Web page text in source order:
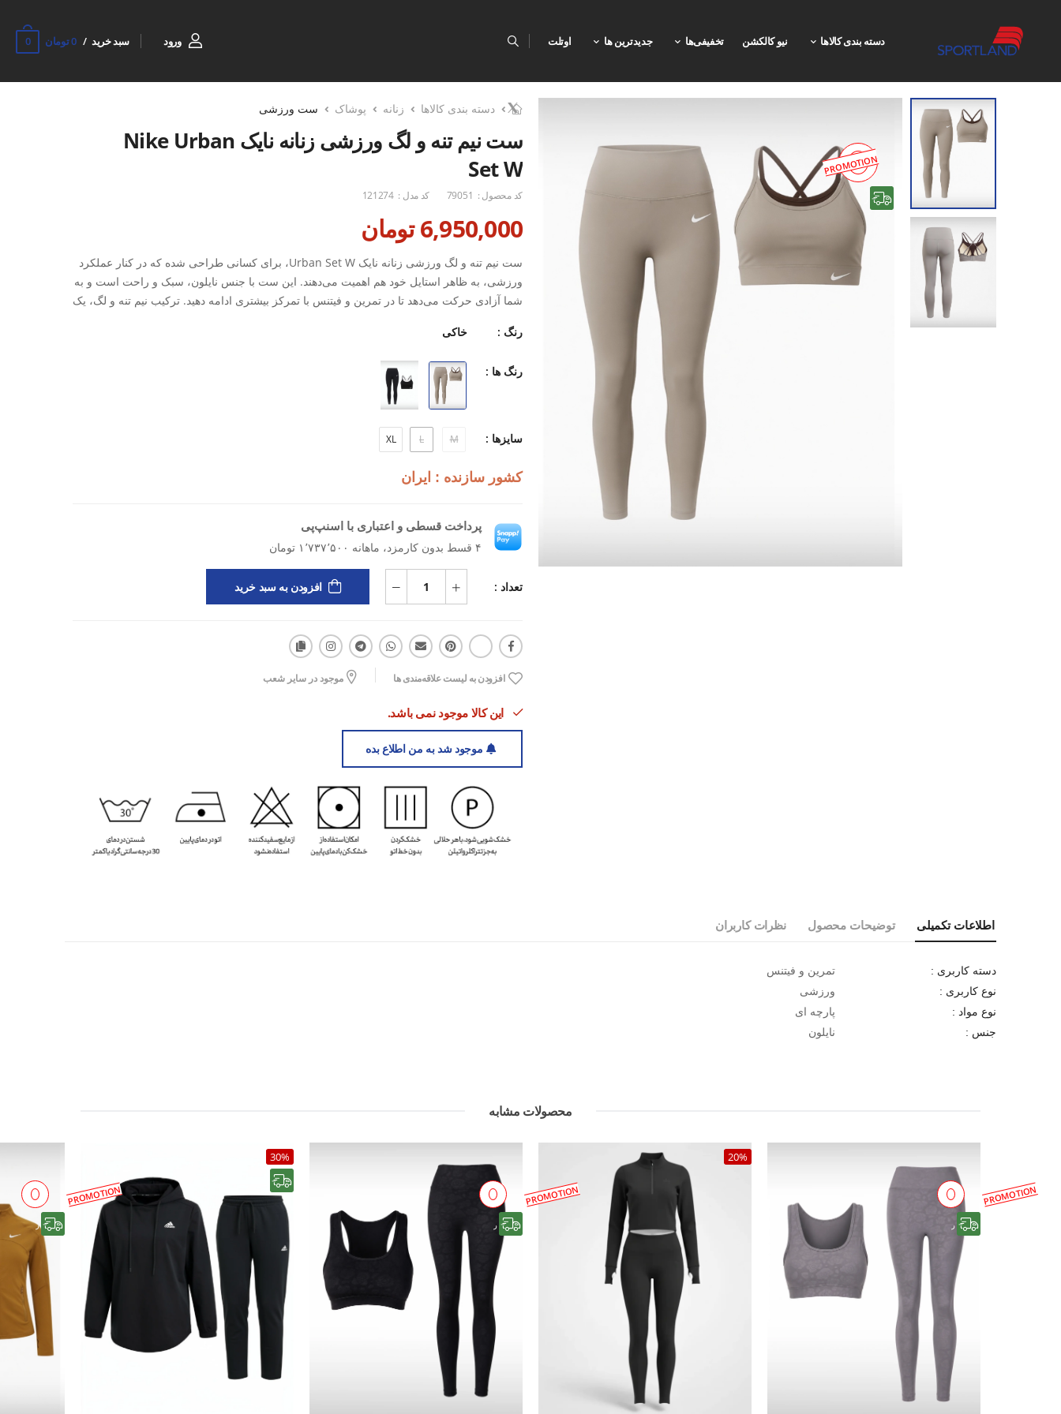
دسته بندی کالاها نیو کالکشن تخفیفی‌ها جدیدترین ها اوتلت ورود سبد خرید 0 تومان 0
PROMOTION
رایگان
دسته بندی کالاها زنانه پوشاک ست ورزشی
ست نیم تنه و لگ ورزشی زنانه نایک Nike Urban
Set W
کد محصول : 79051 کد مدل : 121274
6,950,000 تومان
ست نیم تنه و لگ ورزشی زنانه نایک Urban Set W، برای کسانی طراحی شده که در کنار عملکرد
ورزشی، به ظاهر استایل خود هم اهمیت می‌دهند. این ست با جنس نایلون، سبک و راحت است و به
شما آزادی حرکت می‌دهد تا در تمرین و فیتنس با تمرکز بیشتری ادامه دهید. ترکیب نیم تنه و لگ، یک
ویژگی‌های اصلی و کلیدی:
دسته کاربری: تمرین و فیتنس
نوع کاربری: ورزشی
جنس: نایلون
ویژگی‌ها: سبک، راحت، مناسب تمرین، آزادی حرکت، فرم‌دهی و هماهنگی ست
رنگ : خاکی
رنگ ها :
سایزها : M
L
XL
کشور سازنده : ایران
پرداخت قسطی و اعتباری با اسنپ‌پی
۴ قسط بدون کارمزد، ماهانه ۱٬۷۳۷٬۵۰۰ تومان
تعداد : افزودن به سبد خرید
افزودن به لیست علاقه‌مندی ها موجود در سایر شعب
این کالا موجود نمی باشد.
موجود شد به من اطلاع بده
اطلاعات تکمیلی توضیحات محصول نظرات کاربران
دسته کاربری : تمرین و فیتنس
نوع کاربری : ورزشی
نوع مواد : پارچه ای
جنس : نایلون
محصولات مشابه
PROMOTION
رایگان
20%
PROMOTION
رایگان
30%
PROMOTION
رایگان